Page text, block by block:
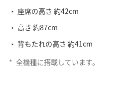
座席の高さ 約42cm
高さ 約87cm
背もたれの高さ 約41cm
* 全機種に搭載しています。